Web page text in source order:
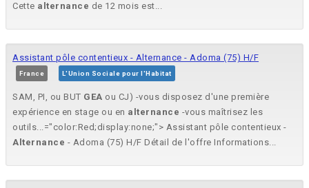
Cette alternance de 12 mois est...
Assistant pôle contentieux - Alternance - Adoma (75) H/F
France L'Union Sociale pour l'Habitat
SAM, PI, ou BUT GEA ou CJ) -vous disposez d'une première
expérience en stage ou en alternance -vous maîtrisez les
outils...="color:Red;display:none;"> Assistant pôle contentieux -
Alternance - Adoma (75) H/F Détail de l'offre Informations...